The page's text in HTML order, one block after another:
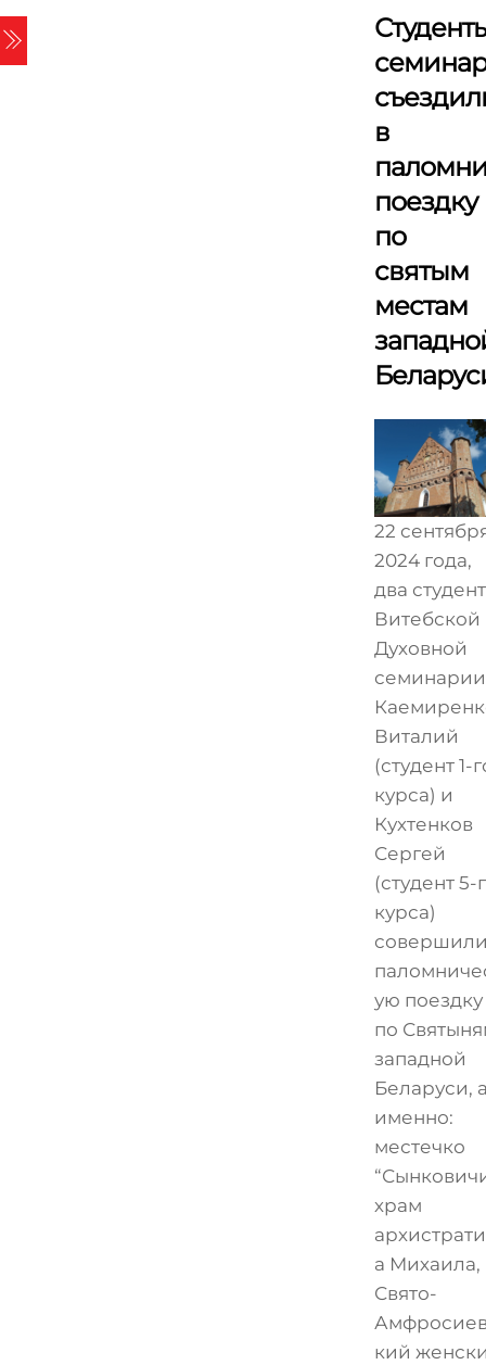
Skip
to
content
в
поездку
по
святым
местам
22
2024 года,
два
Витебской
Духовной
семинарии
Виталий
(студент 1-
курса) и
Кухтенков
Сергей
(студент 5-
курса)
ую поездку
по
западной
Беларуси,
именно:
местечко
храм
а Михаила,
Свято-
кий